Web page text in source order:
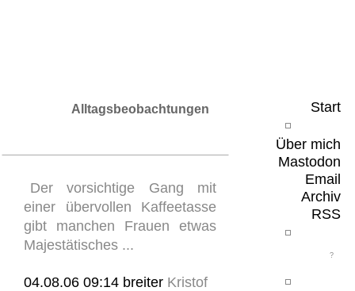
Start
Über mich
Mastodon
Email
Archiv
RSS
Alltagsbeobachtungen
Der vorsichtige Gang mit
einer übervollen Kaffeetasse
gibt manchen Frauen etwas
Majestätisches ...
04.08.06 09:14 breiter Kristof